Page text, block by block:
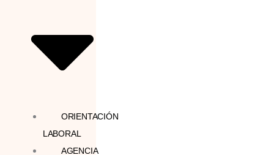
ORIENTACIÓN
LABORAL
AGENCIA